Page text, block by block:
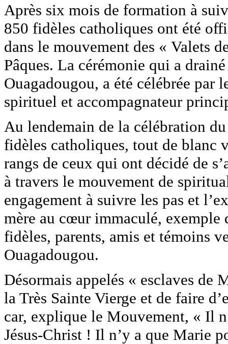
Après six mois de formation à
850 fidèles catholiques ont été
dans le mouvement des « Valets
Pâques. La cérémonie qui a
Ouagadougou, a été célébrée par
spirituel et accompagnateur
Au lendemain de la célébration
fidèles catholiques, tout de blanc
rangs de ceux qui ont décidé de
à travers le mouvement de
engagement à suivre les pas et
mère au cœur immaculé, exemple
fidèles, parents, amis et témoins
Ouagadougou.
Désormais appelés « esclaves de
la Très Sainte Vierge et de faire
car, explique le Mouvement, « Il
Jésus-Christ ! Il n’y a que Marie